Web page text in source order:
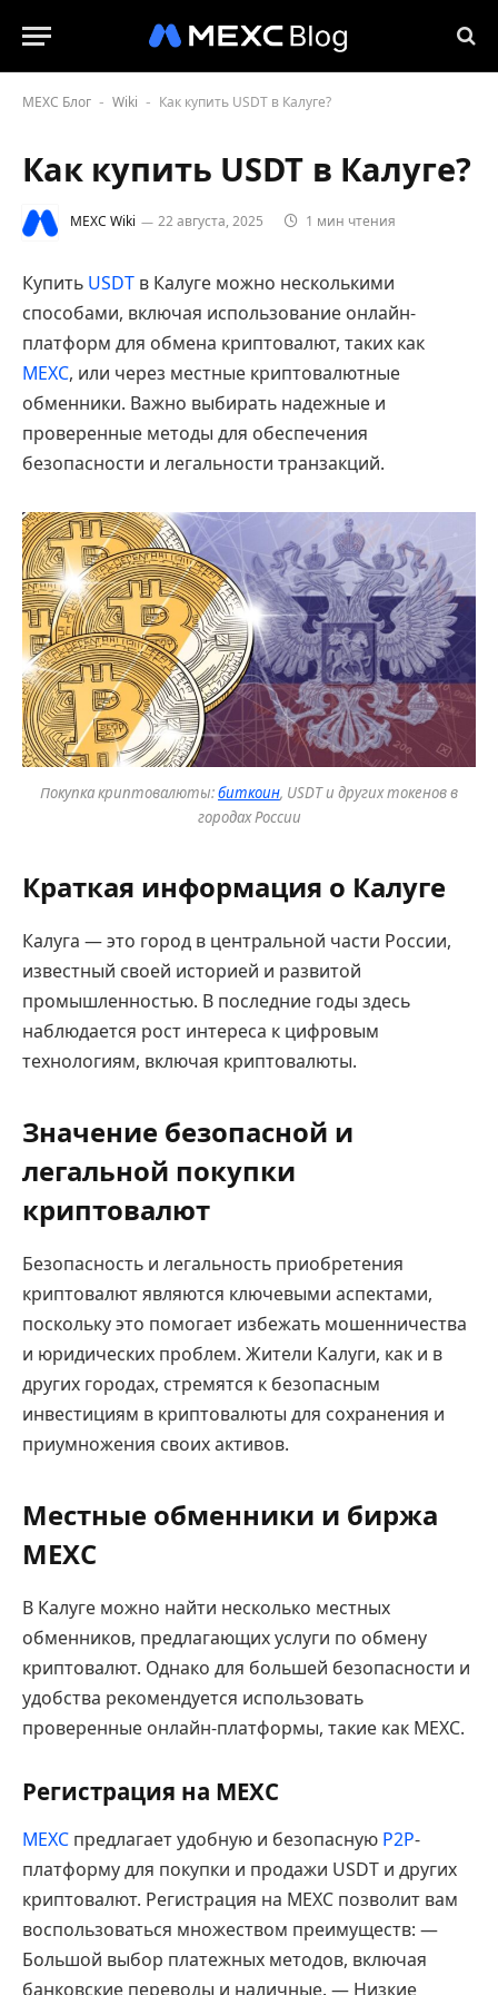
MEXC Блог - Wiki - Как купить USDT в Калуге?
Как купить USDT в Калуге?
MEXC Wiki 22 августа, 2025 1 мин чтения
Купить USDT в Калуге можно несколькими
способами, включая использование онлайн-
платформ для обмена криптовалют, таких как
MEXC, или через местные криптовалютные
обменники. Важно выбирать надежные и
проверенные методы для обеспечения
безопасности и легальности транзакций.
Покупка криптовалюты:биткоин, USDT и других токенов в
городах России
Краткая информация о Калуге
Калуга — это город в центральной части России,
известный своей историей и развитой
промышленностью. В последние годы здесь
наблюдается рост интереса к цифровым
технологиям, включая криптовалюты.
Значение безопасной и
легальной покупки
криптовалют
Безопасность и легальность приобретения
криптовалют являются ключевыми аспектами,
поскольку это помогает избежать мошенничества
и юридических проблем. Жители Калуги, как и в
других городах, стремятся к безопасным
инвестициям в криптовалюты для сохранения и
приумножения своих активов.
Местные обменники и биржа
MEXC
В Калуге можно найти несколько местных
обменников, предлагающих услуги по обмену
криптовалют. Однако для большей безопасности и
удобства рекомендуется использовать
проверенные онлайн-платформы, такие как MEXC.
Регистрация на MEXC
MEXC предлагает удобную и безопасную P2P-
платформу для покупки и продажи USDT и других
криптовалют. Регистрация на MEXC позволит вам
воспользоваться множеством преимуществ: —
Большой выбор платежных методов, включая
банковские переводы и наличные. — Низкие